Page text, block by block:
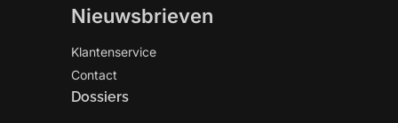
Nieuwsbrieven
Klantenservice
Contact
Dossiers